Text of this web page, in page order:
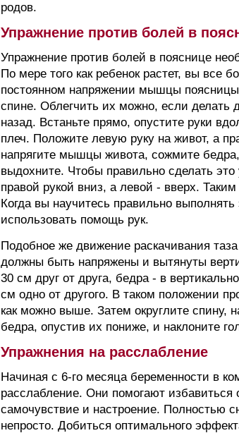
родов.
Упражнение против болей в
Упражнение против болей в пояснице
По мере того как ребенок растет, вы все
постоянном напряжении мышцы
спине. Облегчить их можно, если делать
назад. Встаньте прямо, опустите руки
плеч. Положите левую руку на живот, а
напрягите мышцы живота, сожмите
выдохните. Чтобы правильно сделать
правой рукой вниз, а левой - вверх.
Когда вы научитесь правильно
использовать помощь рук.
Подобное же движение раскачивания
должны быть напряжены и вытянуты
30 см друг от друга, бедра - в
см одно от другого. В таком положении
как можно выше. Затем округлите спину,
бедра, опустив их пониже, и наклоните
Упражнения на расслабление
Начиная с 6-го месяца беременности в
расслабление. Они помогают
самочувствие и настроение. Полностью
непросто. Добиться оптимального